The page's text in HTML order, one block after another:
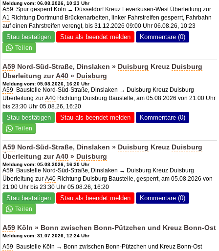
Meldung vom: 06.08.2026, 10:23 Uhr
A59 Spur gesperrt Köln → Düsseldorf Kreuz Leverkusen-West Überleitung zur
A1 Richtung Dortmund Brückenarbeiten, linker Fahrstreifen gesperrt, Fahrbahn
auf einen Fahrstreifen verengt, bis 31.12.2026 09:00 Uhr 06.08.26, 10:23
Stau bestätigen Stau als beendet melden Kommentare (0)
A59 Nord-Süd-Straße, Dinslaken » Duisburg Kreuz Duisburg
Überleitung zurA40 » Duisburg
Meldung vom: 05.08.2026, 16:20 Uhr
A59 Baustelle Nord-Süd-Straße, Dinslaken → Duisburg Kreuz Duisburg
Überleitung zurA40 Richtung Duisburg Baustelle, am 05.08.2026 von 21:00 Uhr
bis 23:30 Uhr 05.08.26, 16:20
Stau bestätigen Stau als beendet melden Kommentare (0)
A59 Nord-Süd-Straße, Dinslaken » Duisburg Kreuz Duisburg
Überleitung zurA40 » Duisburg
Meldung vom: 05.08.2026, 16:20 Uhr
A59 Baustelle Nord-Süd-Straße, Dinslaken → Duisburg Kreuz Duisburg
Überleitung zurA40 Richtung Duisburg Baustelle, gesperrt, am 05.08.2026 von
21:00 Uhr bis 23:30 Uhr 05.08.26, 16:20
Stau bestätigen Stau als beendet melden Kommentare (0)
A59 Köln » Bonn zwischen Bonn-Pützchen und Kreuz Bonn-Ost
Meldung vom: 31.07.2026, 12:24 Uhr
A59 Baustelle Köln → Bonn zwischen Bonn-Pützchen und Kreuz Bonn-Ost